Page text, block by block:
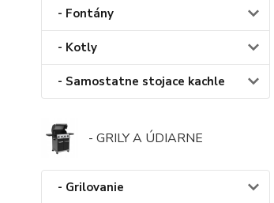
- Fontány
- Kotly
- Samostatne stojace kachle
- GRILY A ÚDIARNE
- Grilovanie